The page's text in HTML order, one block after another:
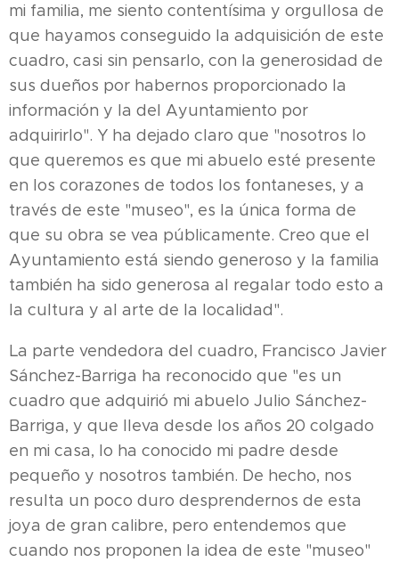
mi familia, me siento contentísima y orgullosa de
que hayamos conseguido la adquisición de este
cuadro, casi sin pensarlo, con la generosidad de
sus dueños por habernos proporcionado la
información y la del Ayuntamiento por
adquirirlo". Y ha dejado claro que "nosotros lo
que queremos es que mi abuelo esté presente
en los corazones de todos los fontaneses, y a
través de este "museo", es la única forma de
que su obra se vea públicamente. Creo que el
Ayuntamiento está siendo generoso y la familia
también ha sido generosa al regalar todo esto a
la cultura y al arte de la localidad".
La parte vendedora del cuadro, Francisco Javier
Sánchez-Barriga ha reconocido que "es un
cuadro que adquirió mi abuelo Julio Sánchez-
Barriga, y que lleva desde los años 20 colgado
en mi casa, lo ha conocido mi padre desde
pequeño y nosotros también. De hecho, nos
resulta un poco duro desprendernos de esta
joya de gran calibre, pero entendemos que
cuando nos proponen la idea de este "museo"